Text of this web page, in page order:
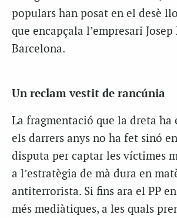
populars han posat en el desè
que encapçala l’empresari Josep
Barcelona.
Un reclam vestit de rancúnia
La fragmentació que la dreta ha
els darrers anys no ha fet sinó
disputa per captar les víctimes
a l’estratègia de mà dura en
antiterrorista. Si fins ara el PP
més mediàtiques, a les quals